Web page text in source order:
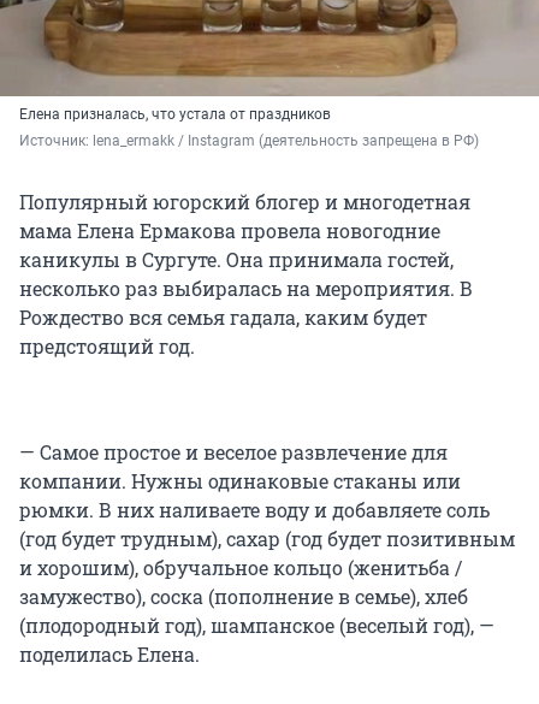
Елена призналась, что устала от праздников
Источник: lena_ermakk / Instagram (деятельность запрещена в РФ)
Популярный югорский блогер и многодетная
мама Елена Ермакова провела новогодние
каникулы в Сургуте. Она принимала гостей,
несколько раз выбиралась на мероприятия. В
Рождество вся семья гадала, каким будет
предстоящий год.
— Самое простое и веселое развлечение для
компании. Нужны одинаковые стаканы или
рюмки. В них наливаете воду и добавляете соль
(год будет трудным), сахар (год будет позитивным
и хорошим), обручальное кольцо (женитьба /
замужество), соска (пополнение в семье), хлеб
(плодородный год), шампанское (веселый год), —
поделилась Елена.